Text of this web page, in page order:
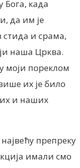
Бога, када
да им је
стида и срама,
наша Црква.
моји пореклом
их је било
и наших
препреку
имали смо